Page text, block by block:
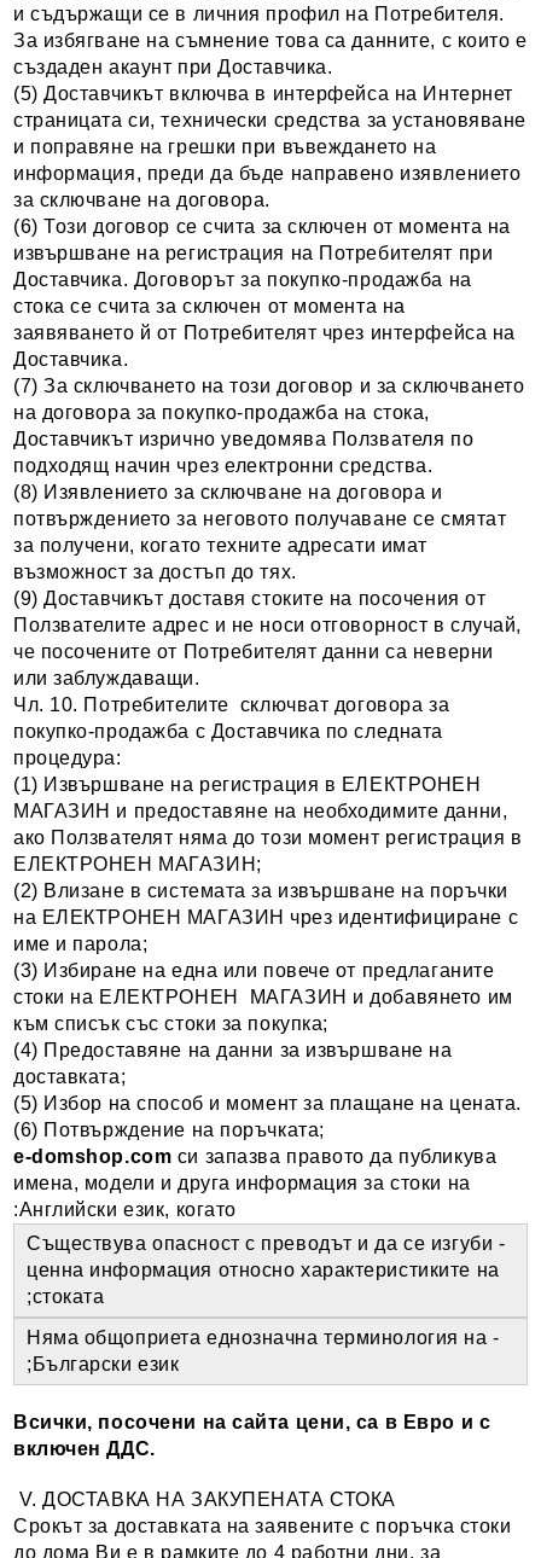
и съдържащи се в личния профил на Потребителя.
За избягване на съмнение това са данните, с които е
създаден акаунт при Доставчика.
(5) Доставчикът включва в интерфейса на Интернет
страницата си, технически средства за установяване
и поправяне на грешки при въвеждането на
информация, преди да бъде направено изявлението
за сключване на договора.
(6) Този договор се счита за сключен от момента на
извършване на регистрация на Потребителят при
Доставчика. Договорът за покупко-продажба на
стока се счита за сключен от момента на
заявяването й от Потребителят чрез интерфейса на
Доставчика.
(7) За сключването на този договор и за сключването
на договора за покупко-продажба на стока,
Доставчикът изрично уведомява Ползвателя по
подходящ начин чрез електронни средства.
(8) Изявлението за сключване на договора и
потвърждението за неговото получаване се смятат
за получени, когато техните адресати имат
възможност за достъп до тях.
(9) Доставчикът доставя стоките на посочения от
Ползвателите адрес и не носи отговорност в случай,
че посочените от Потребителят данни са неверни
или заблуждаващи.
Чл. 10. Потребителите сключват договора за
покупко-продажба с Доставчика по следната
процедура:
(1) Извършване на регистрация в ЕЛЕКТРОНЕН
МАГАЗИН и предоставяне на необходимите данни,
ако Ползвателят няма до този момент регистрация в
ЕЛЕКТРОНЕН МАГАЗИН;
(2) Влизане в системата за извършване на поръчки
на ЕЛЕКТРОНЕН МАГАЗИН чрез идентифициране с
име и парола;
(3) Избиране на една или повече от предлаганите
стоки на ЕЛЕКТРОНЕН МАГАЗИН и добавянето им
към списък със стоки за покупка;
(4) Предоставяне на данни за извършване на
доставката;
(5) Избор на способ и момент за плащане на цената.
(6) Потвърждение на поръчката;
e-domshop.com си запазва правото да публикува
имена, модели и друга информация за стоки на
Английски език, когато:
- Съществува опасност с преводът и да се изгуби
ценна информация относно характеристиките на
стоката;
- Няма общоприета еднозначна терминология на
Български език;
Всички, посочени на сайта цени, са в Евро и с
включен ДДС.
V. ДОСТАВКА НА ЗАКУПЕНАТА СТОКА
Срокът за доставката на заявените с поръчка стоки
до дома Ви е в рамкитe до 4 работни дни, за